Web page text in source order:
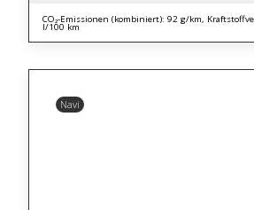
CO₂-Emissionen (kombiniert): 92 g/km,
l/100 km
Navi